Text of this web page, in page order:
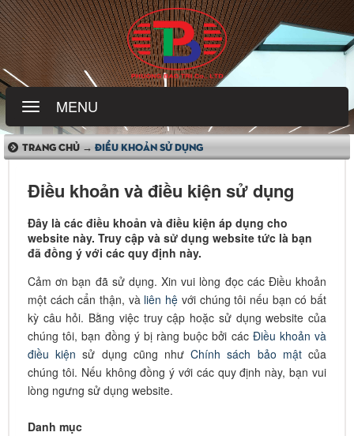
MENU
TRANG CHỦ → ĐIỀU KHOẢN SỬ DỤNG
Điều khoản và điều kiện sử dụng
Đây là các điều khoản và điều kiện áp dụng cho
website này. Truy cập và sử dụng website tức là bạn
đã đồng ý với các quy định này.
Cảm ơn bạn đã sử dụng. Xin vui lòng đọc các Điều khoản
một cách cẩn thận, và liên hệ với chúng tôi nếu bạn có bất
kỳ câu hỏi. Bằng việc truy cập hoặc sử dụng website của
chúng tôi, bạn đồng ý bị ràng buộc bởi các Điều khoản và
điều kiện sử dụng cũng nhưChính sách bảo mậtcủa
chúng tôi. Nếu không đồng ý với các quy định này, bạn vui
lòng ngưng sử dụng website.
Danh mục